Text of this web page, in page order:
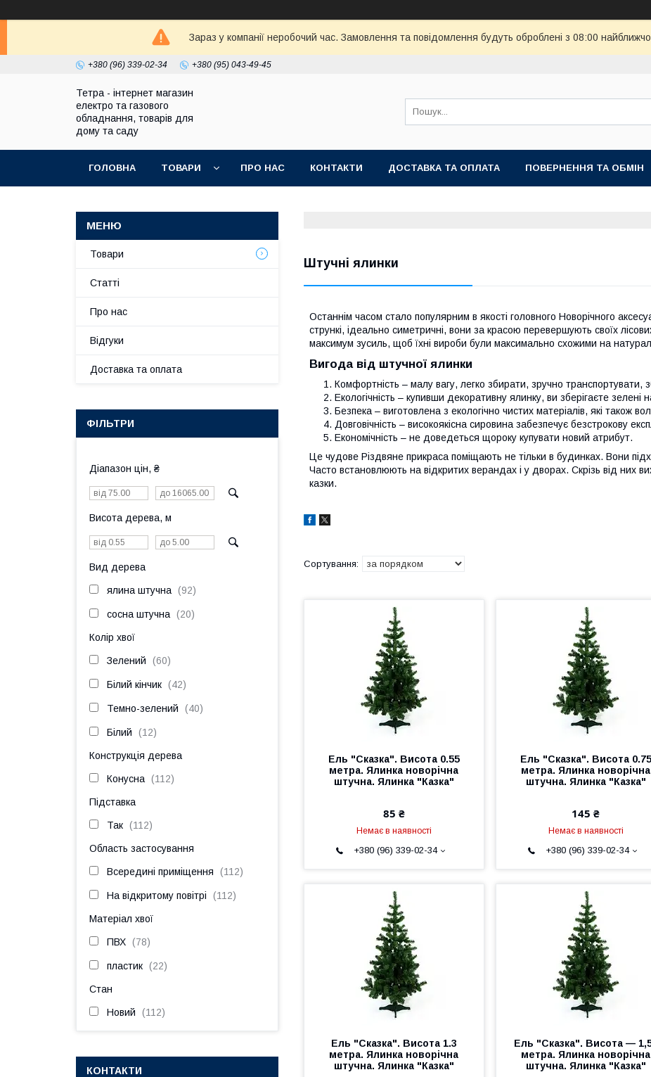
Зараз у компанії неробочий час. Замовлення та повідомлення будуть оброблені з 08:00
+380 (96) 339-02-34 +380 (95) 043-49-45
Тетра - інтернет магазин
електро та газового
обладнання, товарів для
дому та саду
ГОЛОВНА ТОВАРИ ПРО НАС КОНТАКТИ ДОСТАВКА ТА ОПЛАТА ПОВЕРНЕННЯ ТА ОБМІН
Штучні ялинки
Останнім часом стало популярним в якості головного Новорічного
стрункі, ідеально симетричні, вони за красою перевершують своїх
максимум зусиль, щоб їхні вироби були максимально схожими на
Вигода від штучної ялинки
Комфортність – малу вагу, легко збирати, зручно транспортувати,
Екологічність – купивши декоративну ялинку, ви зберігаєте зелені
Безпека – виготовлена з екологічно чистих матеріалів, які також
Довговічність – високоякісна сировина забезпечує безстрокову
Економічність – не доведеться щороку купувати новий атрибут.
Це чудове Різдвяне прикраса поміщають не тільки в будинках. Вони
Часто встановлюють на відкритих верандах і у дворах. Скрізь від них
казки.
Ель "Сказка". Висота 0.55
метра. Ялинка новорічна
штучна. Ялинка "Казка"
85 ₴
Немає в наявності
+380 (96) 339-02-34
Ель "Сказка". Висота 0.75
метра. Ялинка новорічна
штучна. Ялинка "Казка"
145 ₴
Немає в наявності
+380 (96) 339-02-34
Ель "Сказка". Висота 1.3
метра. Ялинка новорічна
штучна. Ялинка "Казка"
Ель "Сказка". Висота —
метра. Ялинка новорічна
штучна. Ялинка "Казка"
Товари
Статті
Про нас
Відгуки
Доставка та оплата
ФІЛЬТРИ
Діапазон цін, ₴
Висота дерева, м
Вид дерева
ялина штучна 92
сосна штучна 20
Колір хвої
Зелений 60
Білий кінчик 42
Темно-зелений 40
Білий 12
Конструкція дерева
Конусна 112
Підставка
Так 112
Область застосування
Всередині приміщення 112
На відкритому повітрі 112
Матеріал хвої
ПВХ 78
пластик 22
Стан
Новий 112
КОНТАКТИ